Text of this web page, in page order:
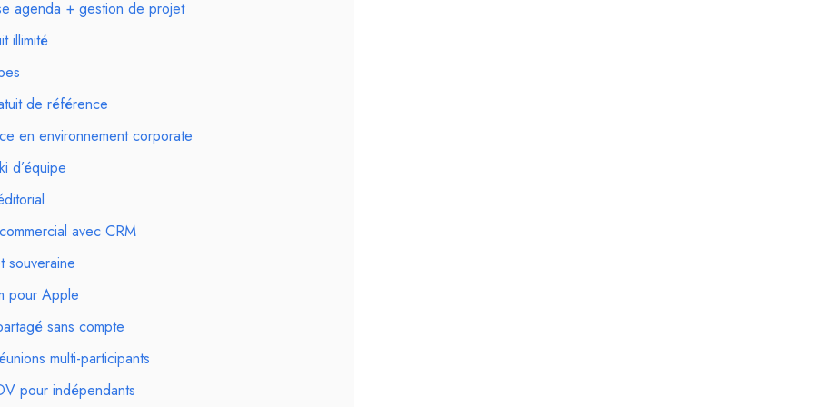
agenda + gestion de projet
illimité
de référence
en environnement corporate
d’équipe
avec CRM
souveraine
pour Apple
sans compte
multi-participants
pour indépendants